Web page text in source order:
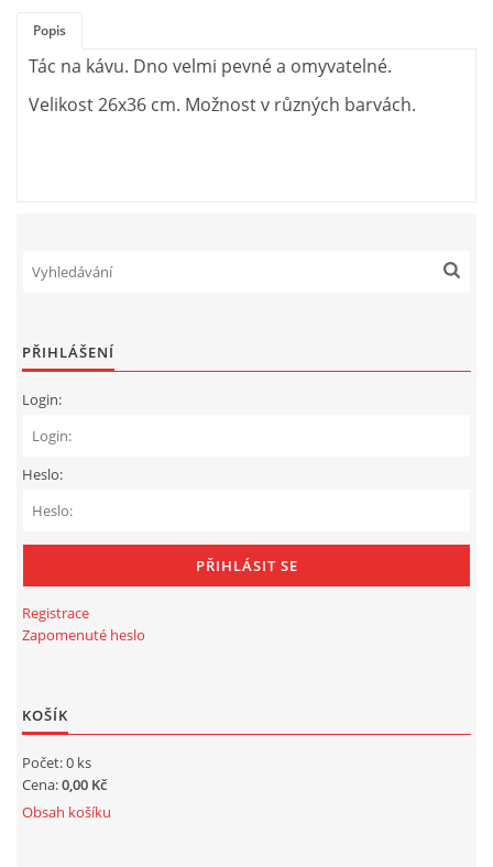
Popis
Tác na kávu. Dno velmi pevné a omyvatelné.
Velikost 26x36 cm. Možnost v různých barvách.
PŘIHLÁŠENÍ
Login:
Heslo:
Registrace
Zapomenuté heslo
KOŠÍK
Počet: 0 ks
Cena:0,00 Kč
Obsah košíku